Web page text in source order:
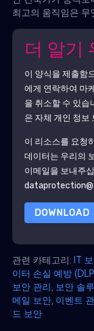
최고의 움직임은 무
더 알기
이 양식을 제출함
에게 연락하여 마
을 취소할 수 있습
은 자체 개인 정보
이 리소스를 요청
데이터는 우리의
이메일을 보내주
DOWNLOAD
관련 카테고리: IT
이터 손실 예방
보안 관리 보안 솔
메일 보안 이벤트
드 보안